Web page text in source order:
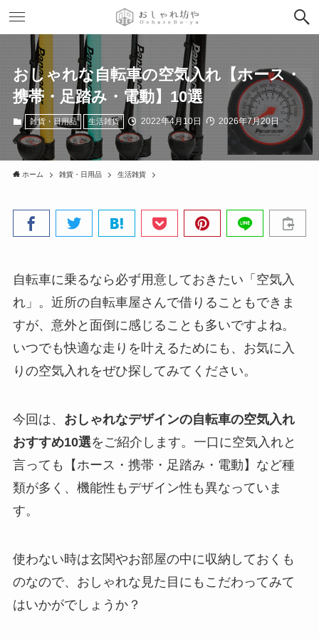
おしゃれな自転車の空気入れ【ホース・
携帯・足踏み・電動】10選
雑貨・日用品 生活雑貨 2022年4月10日 2026年7月20日
ホーム 雑貨・日用品 生活雑貨
自転車に乗るなら必ず用意しておきたい「空気入
れ」。近所の自転車屋さんで借りることもできま
すが、意外と面倒に感じることも多いですよね。
いつでも快適な走りを叶えるためにも、お気に入
りの空気入れをぜひ探してみてください。
今回は、 おしゃれなデザインの自転車の空気入れ
おすすめ10選をご紹介します。一口に空気入れと
言っても【ホース・携帯・足踏み・電動】など種
類が多く、機能性もデザイン性も異なっていま
す。
使わない時は玄関やお部屋の中に収納しておくも
のなので、おしゃれな見た目にもこだわってみて
はいかがでしょうか？